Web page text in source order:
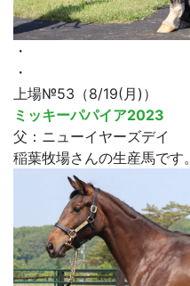
・
・
上場№53（8/19(月)）
ミッキーパパイア2023
父：ニューイヤーズデイ
稲葉牧場さんの生産馬です。